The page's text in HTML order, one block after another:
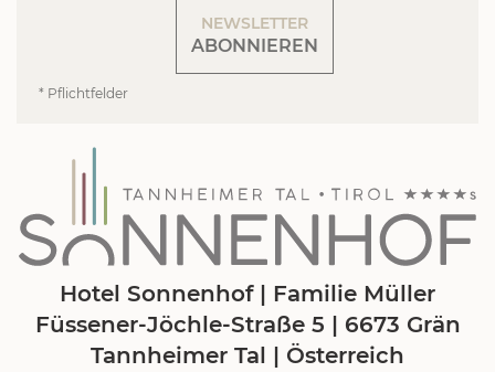
Hotel Sonnenhof | Familie Müller
Füssener-Jöchle-Straße 5 | 6673 Grän
Tannheimer Tal | Österreich
* Pflichtfelder
NEWSLETTER
ABONNIEREN